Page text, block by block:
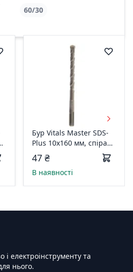
60/30
Бур Vitals Master SDS-
Plus 10х160 мм, спіраль
4S 150703
47 ₴
В наявності
електроінструменту та
нього.